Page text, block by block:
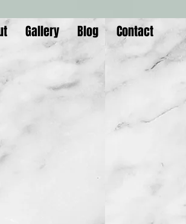
Gallery Blog Contact